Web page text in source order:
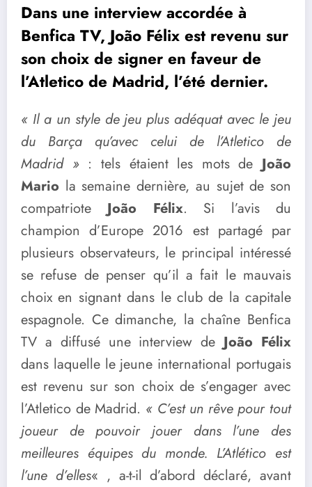
Dans une interview accordée à
Benfica TV, João Félix est revenu sur
son choix de signer en faveur de
l’Atletico de Madrid, l’été dernier.
« Il a un style de jeu plus adéquat avec le jeu
du Barça qu’avec celui de l’Atletico de
Madrid »: tels étaient les mots de João
Mario la semaine dernière, au sujet de son
compatrioteJoão Félix. Si l’avis du
champion d’Europe 2016 est partagé par
plusieurs observateurs, le principal intéressé
se refuse de penser qu’il a fait le mauvais
choix en signant dans le club de la capitale
espagnole. Ce dimanche, la chaîne Benfica
TV a diffusé une interview deJoão Félix
dans laquelle le jeune international portugais
est revenu sur son choix de s’engager avec
l’Atletico de Madrid. « C’est un rêve pour tout
joueur de pouvoir jouer dans l’une des
meilleures équipes du monde. L’Atlético est
l’une d’elles« , a-t-il d’abord déclaré, avant